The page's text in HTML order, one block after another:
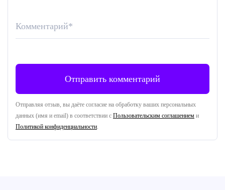
Комментарий*
Отправляя отзыв, вы даёте согласие на обработку ваших персональных
данных (имя и email) в соответствии с Пользовательским соглашением и
Политикой конфиденциальности.